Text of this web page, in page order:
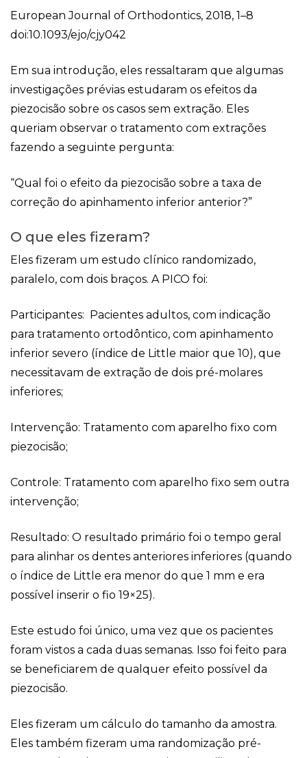
European Journal of Orthodontics, 2018, 1–8
doi:10.1093/ejo/cjy042
Em sua introdução, eles ressaltaram que algumas
investigações prévias estudaram os efeitos da
piezocisão sobre os casos sem extração. Eles
queriam observar o tratamento com extrações
fazendo a seguinte pergunta:
“Qual foi o efeito da piezocisão sobre a taxa de
correção do apinhamento inferior anterior?”
O que eles fizeram?
Eles fizeram um estudo clínico randomizado,
paralelo, com dois braços. A PICO foi:
Participantes: Pacientes adultos, com indicação
para tratamento ortodôntico, com apinhamento
inferior severo (índice de Little maior que 10), que
necessitavam de extração de dois pré-molares
inferiores;
Intervenção: Tratamento com aparelho fixo com
piezocisão;
Controle: Tratamento com aparelho fixo sem outra
intervenção;
Resultado: O resultado primário foi o tempo geral
para alinhar os dentes anteriores inferiores (quando
o índice de Little era menor do que 1 mm e era
possível inserir o fio 19×25).
Este estudo foi único, uma vez que os pacientes
foram vistos a cada duas semanas. Isso foi feito para
se beneficiarem de qualquer efeito possível da
piezocisão.
Eles fizeram um cálculo do tamanho da amostra.
Eles também fizeram uma randomização pré-